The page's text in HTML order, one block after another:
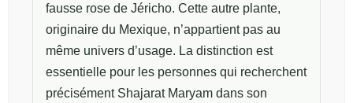
fausse rose de Jéricho. Cette autre plante,
originaire du Mexique, n’appartient pas au
même univers d’usage. La distinction est
essentielle pour les personnes qui recherchent
précisément Shajarat Maryam dans son